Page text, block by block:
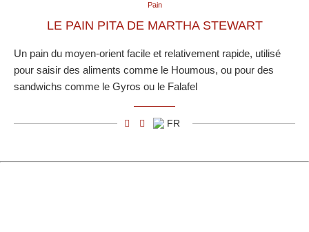
Pain
LE PAIN PITA DE MARTHA STEWART
Un pain du moyen-orient facile et relativement rapide, utilisé
pour saisir des aliments comme le Houmous, ou pour des
sandwichs comme le Gyros ou le Falafel
FR